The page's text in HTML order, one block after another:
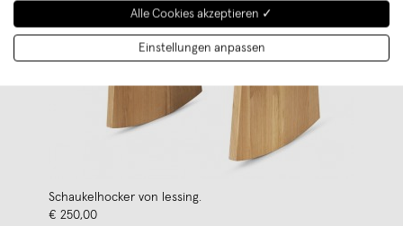
Schaukelhocker von lessing.
€ 250,00
Alle Cookies akzeptieren ✓
Einstellungen anpassen